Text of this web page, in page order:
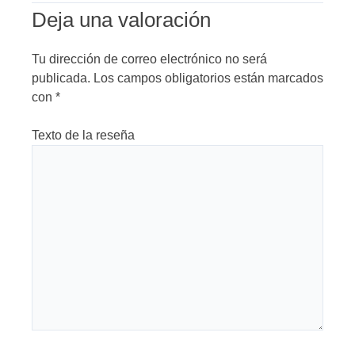
Deja una valoración
Tu dirección de correo electrónico no será
publicada. Los campos obligatorios están marcados
con *
Texto de la reseña